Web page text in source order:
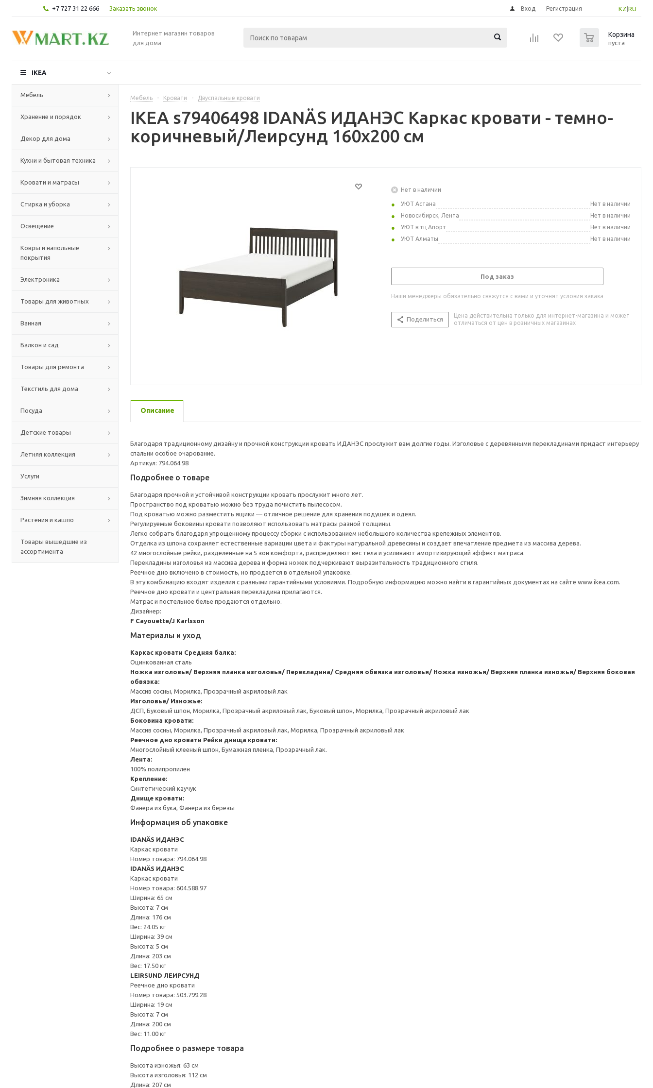
+7 727 31 22 666 Заказать звонок KZ RU
Вход Регистрация
Интернет магазин товаров
для дома
Корзина
пуста
IKEA
Мебель
Хранение и порядок
Декор для дома
Кухни и бытовая техника
Кровати и матрасы
Стирка и уборка
Освещение
Ковры и напольные
покрытия
Электроника
Товары для животных
Ванная
Балкон и сад
Товары для ремонта
Текстиль для дома
Посуда
Детские товары
Летняя коллекция
Услуги
Зимняя коллекция
Растения и кашпо
Товары вышедшие из
ассортимента
Мебель - Кровати - Двуспальные кровати
IKEA s79406498 IDANÄS ИДАНЭС Каркас кровати - темно-
коричневый/Леирсунд 160x200 см
Нет в наличии
УЮТ Астана
Нет в наличии
Новосибирск, Лента
Нет в наличии
УЮТ в тц Апорт
Нет в наличии
УЮТ Алматы
Нет в наличии
Под заказ
Наши менеджеры обязательно свяжутся с вами и уточнят условия заказа
Поделиться
Цена действительна только для интернет-магазина и может
отличаться от цен в розничных магазинах
Описание
Благодаря традиционному дизайну и прочной конструкции кровать ИДАНЭС прослужит вам долгие годы. Изголовье с деревянными перекладинами придаст интерьеру
спальни особое очарование.
Артикул: 794.064.98
Подробнее о товаре
Благодаря прочной и устойчивой конструкции кровать прослужит много лет.
Пространство под кроватью можно без труда почистить пылесосом.
Под кроватью можно разместить ящики — отличное решение для хранения подушек и одеял.
Регулируемые боковины кровати позволяют использовать матрасы разной толщины.
Легко собрать благодаря упрощенному процессу сборки с использованием небольшого количества крепежных элементов.
Отделка из шпона сохраняет естественные вариации цвета и фактуры натуральной древесины и создает впечатление предмета из массива дерева.
42 многослойные рейки, разделенные на 5 зон комфорта, распределяют вес тела и усиливают амортизирующий эффект матраса.
Перекладины изголовья из массива дерева и форма ножек подчеркивают выразительность традиционного стиля.
Реечное дно включено в стоимость, но продается в отдельной упаковке.
В эту комбинацию входят изделия с разными гарантийными условиями. Подробную информацию можно найти в гарантийных документах на сайте www.ikea.com.
Реечное дно кровати и центральная перекладина прилагаются.
Матрас и постельное белье продаются отдельно.
Дизайнер:
F Cayouette/J Karlsson
Материалы и уход
Каркас кровати Средняя балка:
Оцинкованная сталь
Ножка изголовья/ Верхняя планка изголовья/ Перекладина/ Средняя обвязка изголовья/ Ножка изножья/ Верхняя планка изножья/ Верхняя боковая
обвязка:
Массив сосны, Морилка, Прозрачный акриловый лак
Изголовье/ Изножье:
ДСП, Буковый шпон, Морилка, Прозрачный акриловый лак, Буковый шпон, Морилка, Прозрачный акриловый лак
Боковина кровати:
Массив сосны, Морилка, Прозрачный акриловый лак, Морилка, Прозрачный акриловый лак
Реечное дно кровати Рейки днища кровати:
Многослойный клееный шпон, Бумажная пленка, Прозрачный лак.
Лента:
100% полипропилен
Крепление:
Синтетический каучук
Днище кровати:
Фанера из бука, Фанера из березы
Информация об упаковке
IDANÄS ИДАНЭС
Каркас кровати
Номер товара: 794.064.98
IDANÄS ИДАНЭС
Каркас кровати
Номер товара: 604.588.97
Ширина: 65 см
Высота: 7 см
Длина: 176 см
Вес: 24.05 кг
Ширина: 39 см
Высота: 5 см
Длина: 203 см
Вес: 17.50 кг
LEIRSUND ЛЕИРСУНД
Реечное дно кровати
Номер товара: 503.799.28
Ширина: 19 см
Высота: 7 см
Длина: 200 см
Вес: 11.00 кг
Подробнее о размере товара
Высота изножья: 63 см
Высота изголовья: 112 см
Длина: 207 см